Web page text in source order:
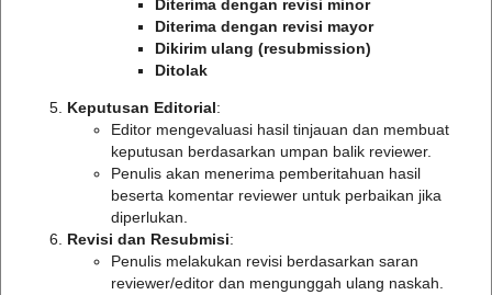
Diterima dengan revisi minor
Diterima dengan revisi mayor
Dikirim ulang (resubmission)
Ditolak
Keputusan Editorial:
Editor mengevaluasi hasil tinjauan dan membuat
keputusan berdasarkan umpan balik reviewer.
Penulis akan menerima pemberitahuan hasil
beserta komentar reviewer untuk perbaikan jika
diperlukan.
Revisi dan Resubmisi:
Penulis melakukan revisi berdasarkan saran
reviewer/editor dan mengunggah ulang naskah.